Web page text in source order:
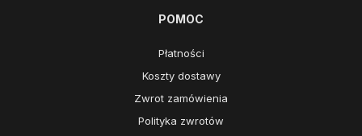
POMOC
Płatności
Koszty dostawy
Zwrot zamówienia
Polityka zwrotów